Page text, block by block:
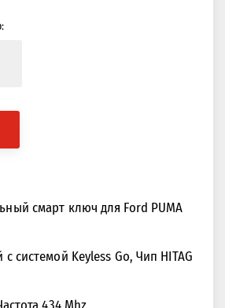
смарт ключ для Ford PUMA
системой Keyless Go, Чип HITAG
434 Mhz